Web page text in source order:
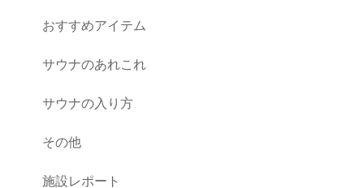
おすすめアイテム
サウナのあれこれ
サウナの入り方
その他
施設レポート